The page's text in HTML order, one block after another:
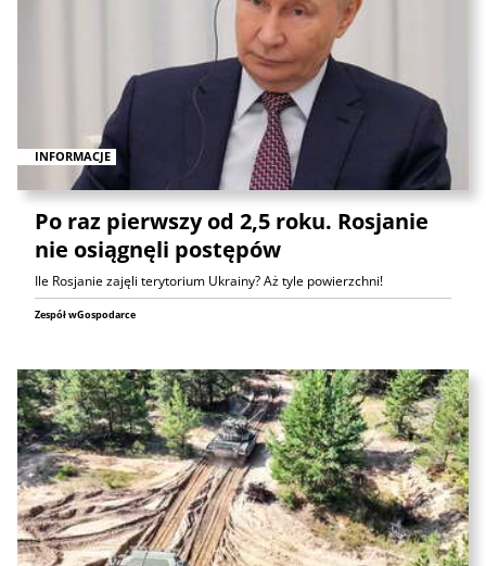
INFORMACJE
Po raz pierwszy od 2,5 roku. Rosjanie
nie osiągnęli postępów
Ile Rosjanie zajęli terytorium Ukrainy? Aż tyle powierzchni!
Zespół wGospodarce